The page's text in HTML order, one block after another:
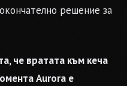
решение за
че вратата към кеча
Aurora е